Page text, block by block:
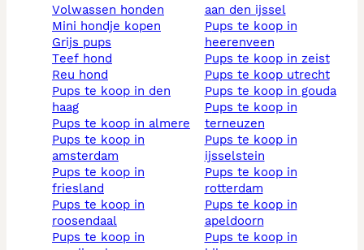
volwassen honden
mini hondje kopen
grijs pups
teef hond
reu hond
pups te koop in den
haag
pups te koop in almere
pups te koop in
amsterdam
pups te koop in
friesland
pups te koop in
roosendaal
pups te koop in
aan den ijssel
pups te koop in
heerenveen
pups te koop in zeist
pups te koop utrecht
pups te koop in gouda
pups te koop in
terneuzen
pups te koop in
ijsselstein
pups te koop in
rotterdam
pups te koop in
apeldoorn
pups te koop in